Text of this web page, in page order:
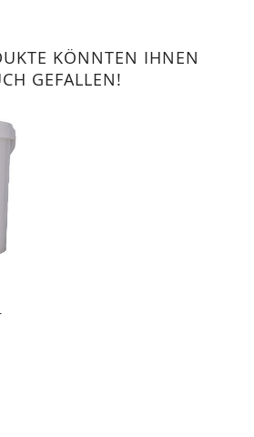
KÖNNTEN IHNEN
GEFALLEN!